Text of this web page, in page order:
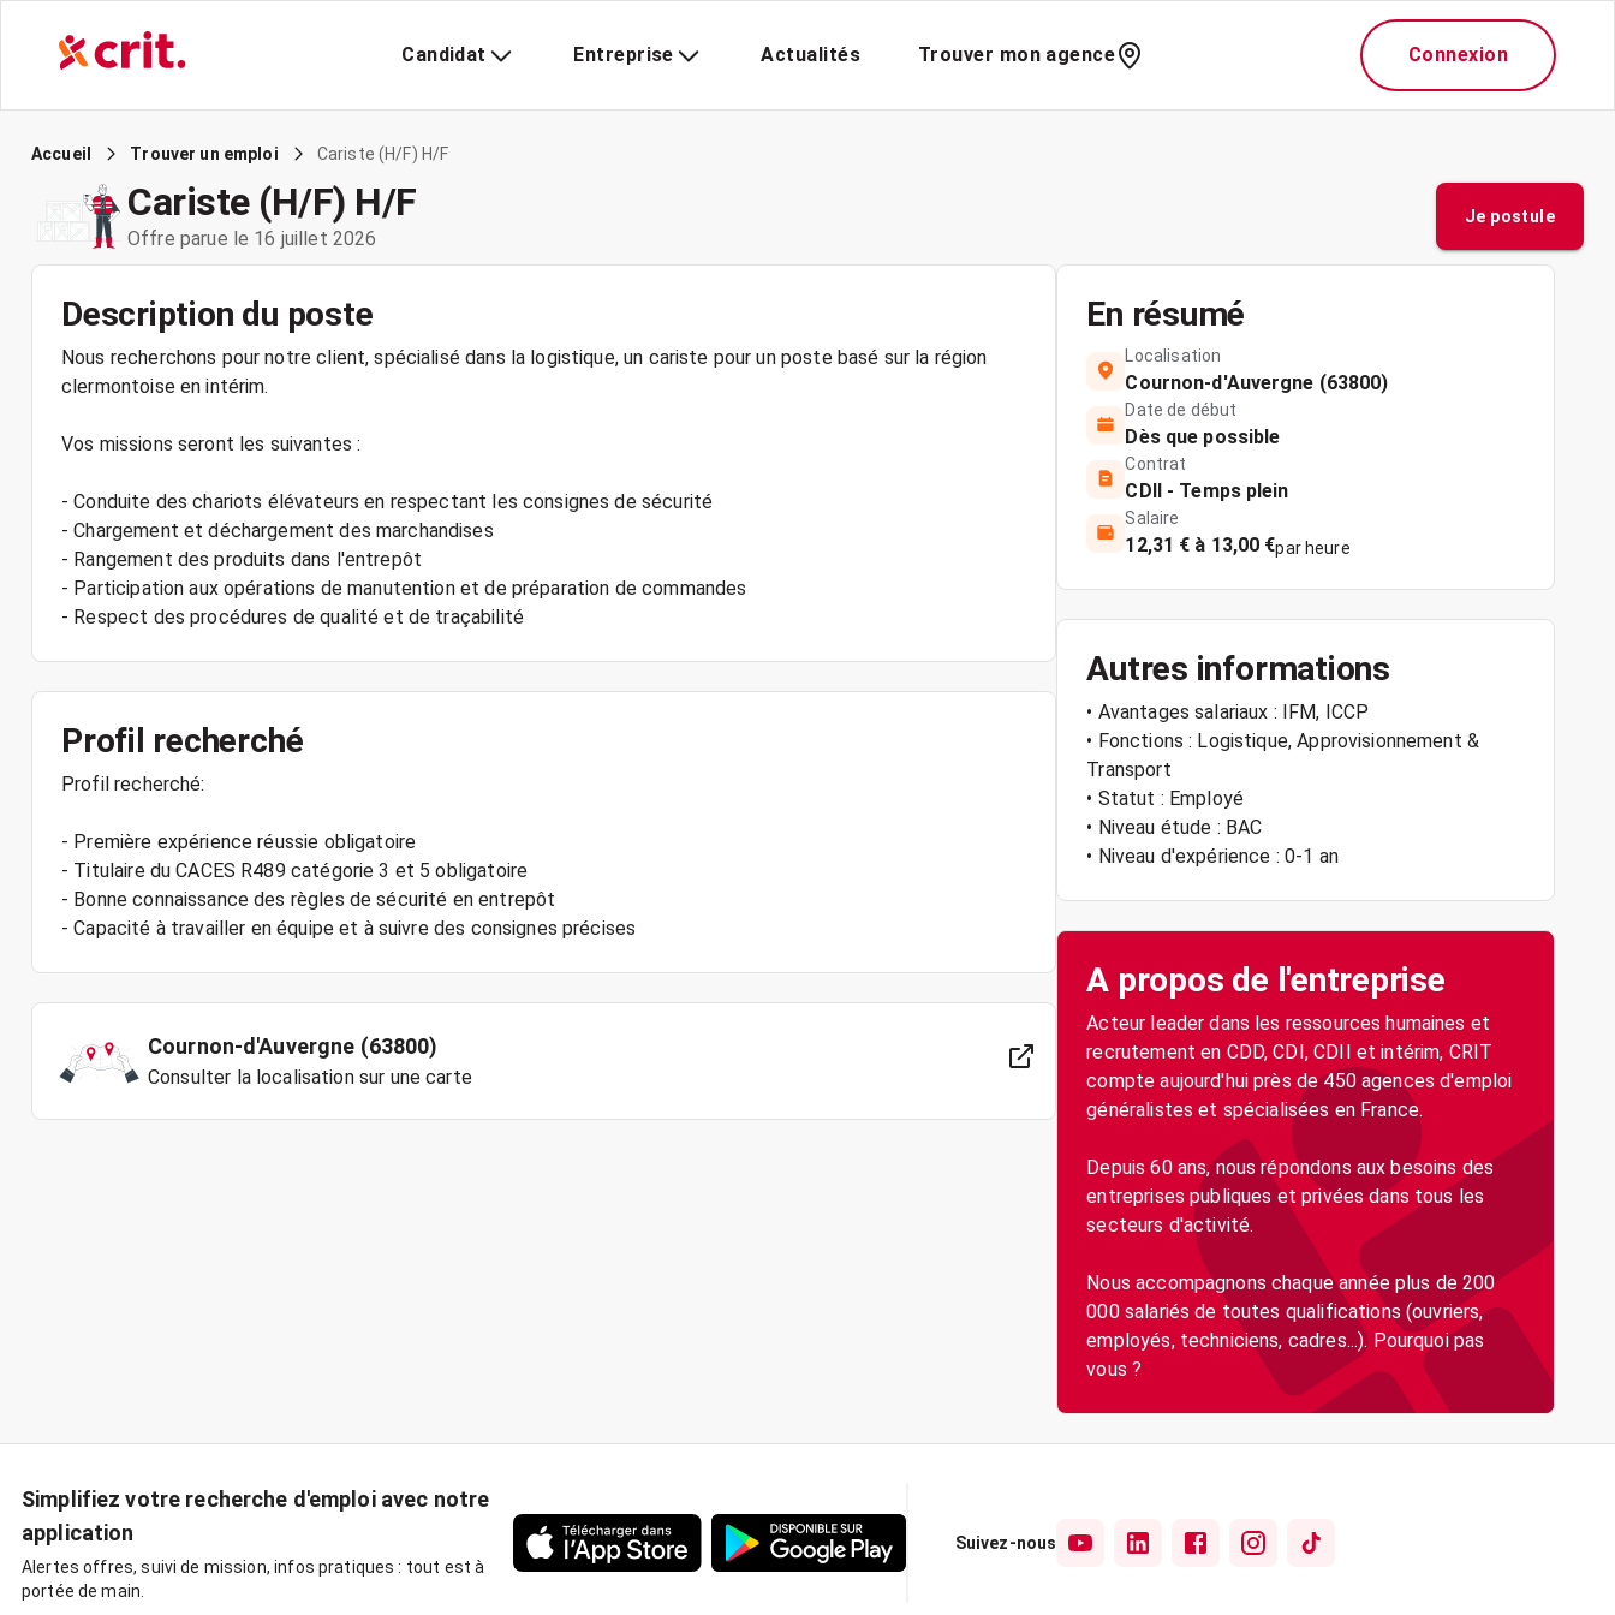
Candidat Entreprise Actualités Trouver mon agence Connexion
Accueil Trouver un emploi Cariste (H/F) H/F
Cariste (H/F) H/F
Offre parue le 16 juillet 2026
Je postule
Description du poste
Nous recherchons pour notre client, spécialisé dans la logistique, un cariste pour un poste basé sur la région
clermontoise en intérim.
Vos missions seront les suivantes :
- Conduite des chariots élévateurs en respectant les consignes de sécurité
- Chargement et déchargement des marchandises
- Rangement des produits dans l'entrepôt
- Participation aux opérations de manutention et de préparation de commandes
- Respect des procédures de qualité et de traçabilité
Profil recherché
Profil recherché:
- Première expérience réussie obligatoire
- Titulaire du CACES R489 catégorie 3 et 5 obligatoire
- Bonne connaissance des règles de sécurité en entrepôt
Cournon-d'Auvergne (63800)
Consulter la localisation sur une carte
En résumé
Localisation
Cournon-d'Auvergne (63800)
Date de début
Dès que possible
Contrat
CDII - Temps plein
Salaire
12,31 € à 13,00 €par heure
Autres informations
• Avantages salariaux : IFM, ICCP
• Fonctions : Logistique, Approvisionnement &
Transport
• Statut : Employé
• Niveau étude : BAC
• Niveau d'expérience : 0-1 an
A propos de l'entreprise
Acteur leader dans les ressources humaines et
recrutement en CDD, CDI, CDII et intérim, CRIT
compte aujourd'hui près de 450 agences d'emploi
généralistes et spécialisées en France.
Depuis 60 ans, nous répondons aux besoins des
entreprises publiques et privées dans tous les
secteurs d'activité.
Nous accompagnons chaque année plus de 200
000 salariés de toutes qualifications (ouvriers,
employés, techniciens, cadres...). Pourquoi pas
vous ?
Simplifiez votre recherche d'emploi avec notre
application
Alertes offres, suivi de mission, infos pratiques : tout est à
portée de main.
Suivez-nous